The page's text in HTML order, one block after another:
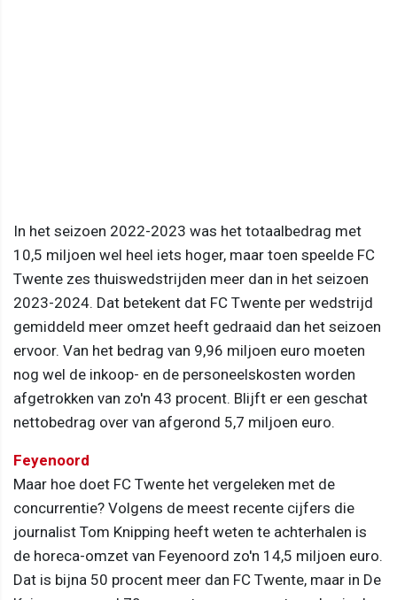
In het seizoen 2022-2023 was het totaalbedrag met
10,5 miljoen wel heel iets hoger, maar toen speelde FC
Twente zes thuiswedstrijden meer dan in het seizoen
2023-2024. Dat betekent dat FC Twente per wedstrijd
gemiddeld meer omzet heeft gedraaid dan het seizoen
ervoor. Van het bedrag van 9,96 miljoen euro moeten
nog wel de inkoop- en de personeelskosten worden
afgetrokken van zo'n 43 procent. Blijft er een geschat
nettobedrag over van afgerond 5,7 miljoen euro.
Feyenoord
Maar hoe doet FC Twente het vergeleken met de
concurrentie? Volgens de meest recente cijfers die
journalist Tom Knipping heeft weten te achterhalen is
de horeca-omzet van Feyenoord zo'n 14,5 miljoen euro.
Dat is bijna 50 procent meer dan FC Twente, maar in De